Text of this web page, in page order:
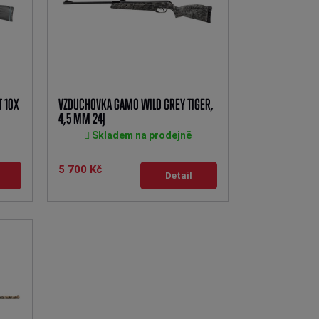
10X
VZDUCHOVKA GAMO WILD GREY TIGER,
4,5 MM 24J
Skladem na prodejně
5 700 Kč Detail